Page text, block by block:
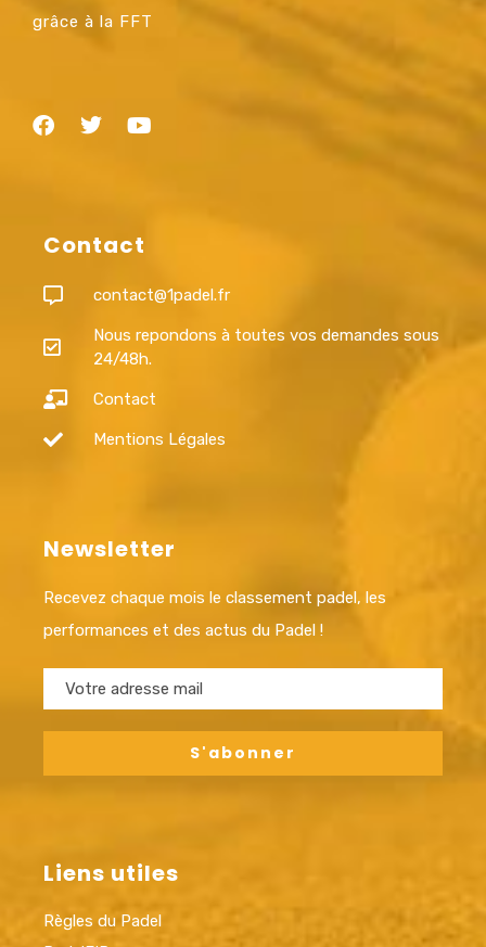
grâce à la FFT
Contact
contact@1padel.fr
Nous repondons à toutes vos demandes sous
24/48h.
Contact
Mentions Légales
Newsletter
Recevez chaque mois le classement padel, les
performances et des actus du Padel !
Liens utiles
Règles du Padel